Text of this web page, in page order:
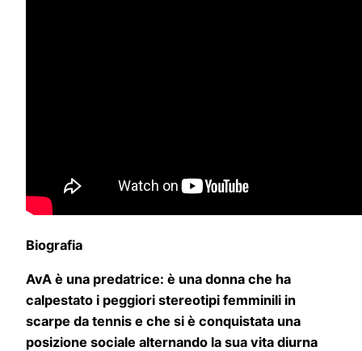
Biografia
AvA è una predatrice: è una donna che ha
calpestato i peggiori stereotipi femminili in
scarpe da tennis e che si è conquistata una
posizione sociale alternando la sua vita diurna